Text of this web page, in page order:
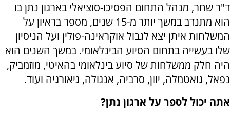
ד"ר שחר, מנהל התחום הפסיכו-סוציאלי בארגון נתן בו
הוא מתנדב במשך יותר מ-15 שנים, מספר בראיון על
המשלחות איתן יצא לגבול אוקראינה-פולין ועל הניסיון
שלו בעשייה בתחום הסיוע הבינלאומי. במשך השנים הוא
היה חלק ממשלחות של סיוע בינלאומי בהאיטי, מוזמביק,
נפאל, גואטמלה, יוון, סרביה, אנגולה, גיאורגיה ועוד.
אתה יכול לספר על ארגון נתן?